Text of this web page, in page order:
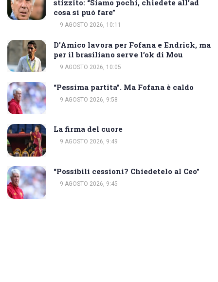
stizzito: “Siamo pochi, chiedete all’ad
cosa si può fare”
9 AGOSTO 2026, 10:11
D’Amico lavora per Fofana e Endrick, ma
per il brasiliano serve l’ok di Mou
9 AGOSTO 2026, 10:05
“Pessima partita”. Ma Fofana è caldo
9 AGOSTO 2026, 9:58
La firma del cuore
9 AGOSTO 2026, 9:49
“Possibili cessioni? Chiedetelo al Ceo”
9 AGOSTO 2026, 9:45